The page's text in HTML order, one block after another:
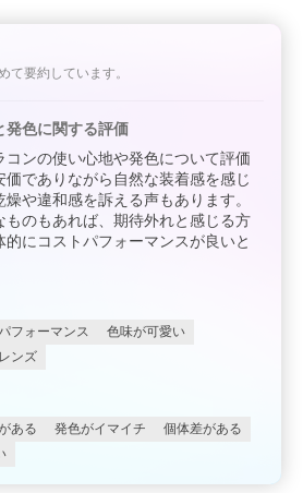
て要約しています。
発色に関する評価
コンの使い心地や発色について評価
価でありながら自然な装着感を感じ
や違和感を訴える声もあります。
ものもあれば、期待外れと感じる方
的にコストパフォーマンスが良いと
フォーマンス
色味が可愛い
ンズ
ある 発色がイマイチ
個体差がある